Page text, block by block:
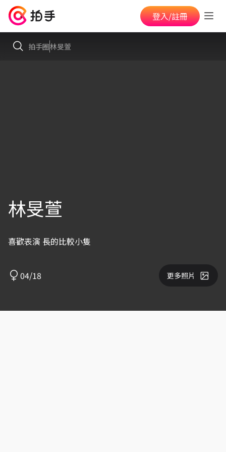
登入/註冊
拍手圈林旻萱
林旻萱
喜歡表演 長的比較小隻
04/18 更多照片